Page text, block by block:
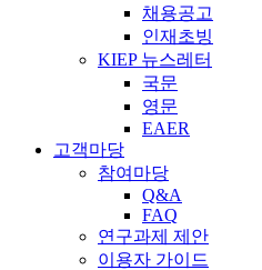
채용공고
인재초빙
KIEP 뉴스레터
국문
영문
EAER
고객마당
참여마당
Q&A
FAQ
연구과제 제안
이용자 가이드